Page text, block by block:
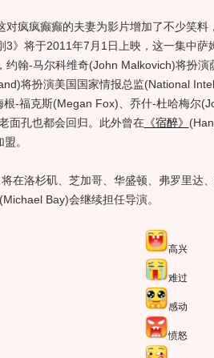
疯疯癫癫的夫妻为影片增加了不少笑料
3》将于2011年7月1日上映，这一集中萨
约翰-马尔科维奇(John Malkovich)将扮
将扮演美国国家情报总监(National
-福克斯(Megan Fox)、乔什-杜哈梅尔
面孔也都会回归。此外曾在《宿醉》
。
洛杉矶、芝加哥、华盛顿、弗罗里达、
Bay)会继续担任导演。
高兴
难过
感动
愤怒